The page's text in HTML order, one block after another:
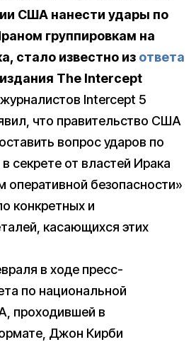
США нанести удары по
группировкам на
стало известно из ответа
The Intercept
Intercept 5
что правительство США
вопрос ударов по
секрете от властей Ирака
безопасности»
конкретных и
касающихся этих
в ходе пресс-
по национальной
проходившей в
Джон Кирби